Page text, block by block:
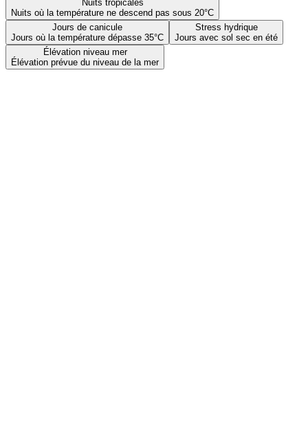
Nuits tropicales
Nuits où la température ne descend pas sous 20°C
Jours de canicule
Jours où la température dépasse 35°C
Stress hydrique
Jours avec sol sec en été
Élévation niveau mer
Élévation prévue du niveau de la mer